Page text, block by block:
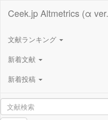
Ceek.jp Altmetrics (α
文献ランキング
新着文献
新着投稿